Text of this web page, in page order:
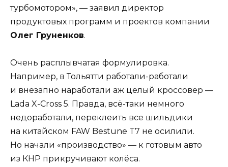
турбомотором», — заявил директор
продуктовых программ и проектов компании
Олег Груненков.
Очень расплывчатая формулировка.
Например, в Тольятти работали-работали
и внезапно наработали аж целый кроссовер —
Lada X-Cross 5. Правда, всё-таки немного
недоработали, переклеить все шильдики
на китайском FAW Bestune T7 не осилили.
Но начали «производство» — к готовым авто
из КНР прикручивают колёса.